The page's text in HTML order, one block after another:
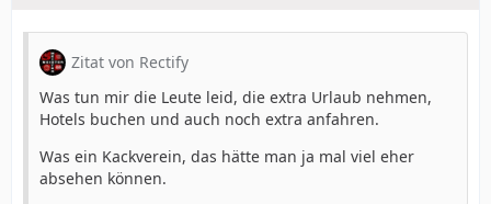
Zitat von Rectify
Was tun mir die Leute leid, die extra Urlaub nehmen,
Hotels buchen und auch noch extra anfahren.
Was ein Kackverein, das hätte man ja mal viel eher
absehen können.